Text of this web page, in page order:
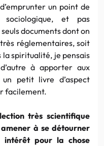
un point de
sociologique, et pas
documents dont on
réglementaires, soit
spiritualité, je pensais
à apporter aux
petit livre d’aspect
facilement.
très scientifique
à se détourner
intérêt pour la chose